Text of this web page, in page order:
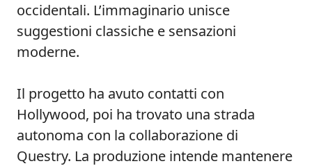
occidentali. L’immaginario unisce
suggestioni classiche e sensazioni
moderne.
Il progetto ha avuto contatti con
Hollywood, poi ha trovato una strada
autonoma con la collaborazione di
Questry. La produzione intende mantenere